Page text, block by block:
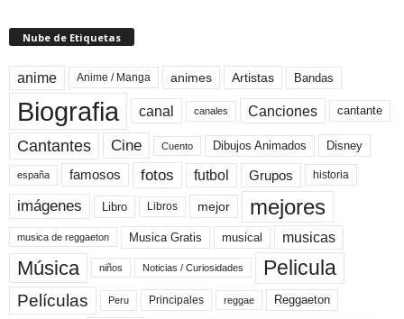
Nube de Etiquetas
anime Anime / Manga animes Artistas Bandas
Biografia canal canales Canciones cantante
Cantantes Cine Cuento Dibujos Animados Disney
españa famosos fotos futbol Grupos historia
imágenes Libro Libros mejor mejores
musica de reggaeton Musica Gratis musical musicas
Música niños Noticias / Curiosidades Pelicula
Películas Peru Principales reggae Reggaeton